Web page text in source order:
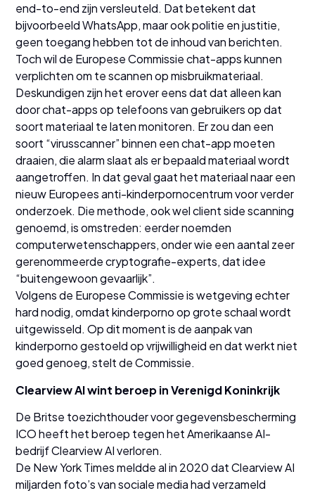
end-to-end zijn versleuteld. Dat betekent dat
bijvoorbeeld WhatsApp, maar ook politie en justitie,
geen toegang hebben tot de inhoud van berichten.
Toch wil de Europese Commissie chat-apps kunnen
verplichten om te scannen op misbruikmateriaal.
Deskundigen zijn het erover eens dat dat alleen kan
door chat-apps op telefoons van gebruikers op dat
soort materiaal te laten monitoren. Er zou dan een
soort “virusscanner” binnen een chat-app moeten
draaien, die alarm slaat als er bepaald materiaal wordt
aangetroffen. In dat geval gaat het materiaal naar een
nieuw Europees anti-kinderpornocentrum voor verder
onderzoek. Die methode, ook wel client side scanning
genoemd, is omstreden: eerder noemden
computerwetenschappers, onder wie een aantal zeer
gerenommeerde cryptografie-experts, dat idee
“buitengewoon gevaarlijk”.
Volgens de Europese Commissie is wetgeving echter
hard nodig, omdat kinderporno op grote schaal wordt
uitgewisseld. Op dit moment is de aanpak van
kinderporno gestoeld op vrijwilligheid en dat werkt niet
goed genoeg, stelt de Commissie.
Clearview AI wint beroep in Verenigd Koninkrijk
De Britse toezichthouder voor gegevensbescherming
ICO heeft het beroep tegen het Amerikaanse AI-
bedrijf Clearview AI verloren.
De New York Times meldde al in 2020 dat Clearview AI
miljarden foto’s van sociale media had verzameld